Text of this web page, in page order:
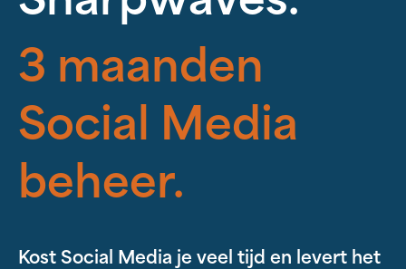
Home
3 maanden
Social Media
beheer.
Kost Social Media je veel tijd en levert het